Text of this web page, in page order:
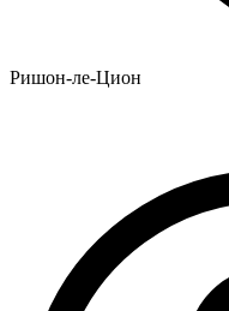
Ришон-ле-Цион